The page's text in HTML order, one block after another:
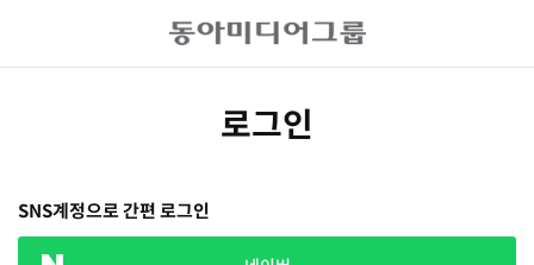
로그인
SNS계정으로 간편 로그인